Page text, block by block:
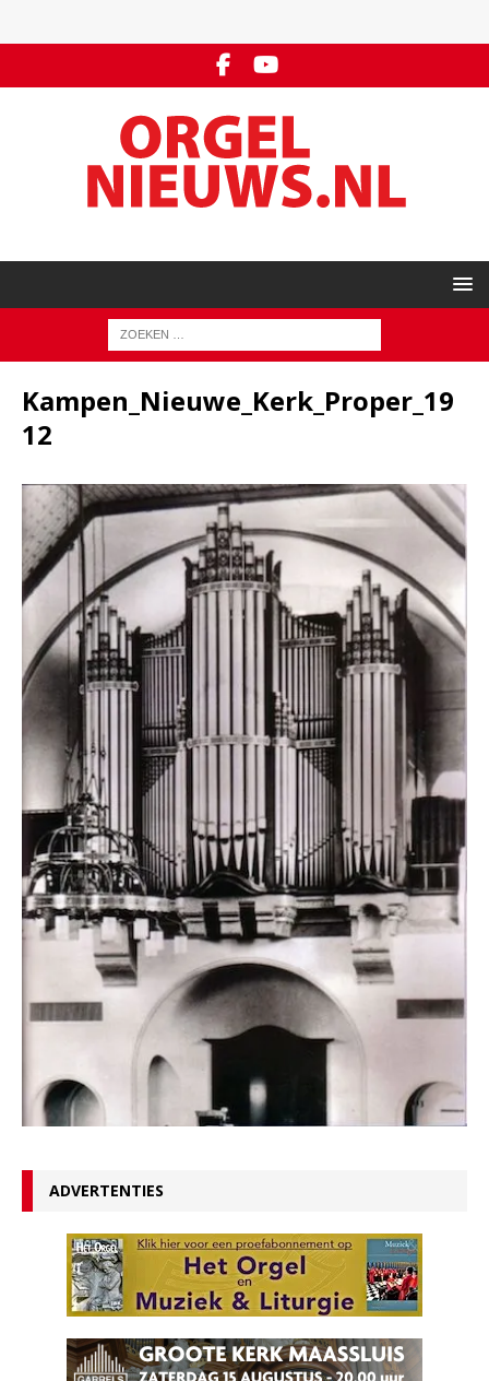
Kampen_Nieuwe_Kerk_Proper_19
12
ADVERTENTIES